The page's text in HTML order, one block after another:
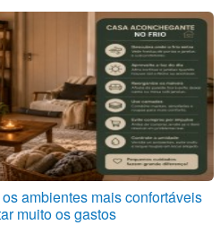
ambientes mais confortáveis
muito os gastos